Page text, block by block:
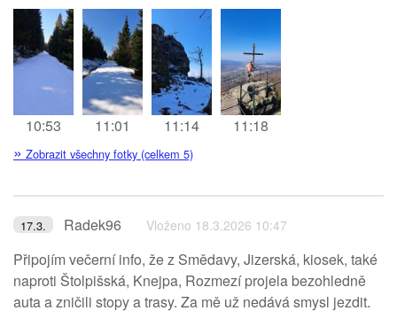
10:53 11:01 11:14 11:18
» Zobrazit všechny fotky (celkem 5)
17.3. Radek96 Vloženo 18.3.2026 10:47
Připojím večerní info, že z Smědavy, Jizerská, kiosek, také
naproti Štolpišská, Knejpa, Rozmezí projela bezohledně
auta a zničili stopy a trasy. Za mě už nedává smysl jezdit.